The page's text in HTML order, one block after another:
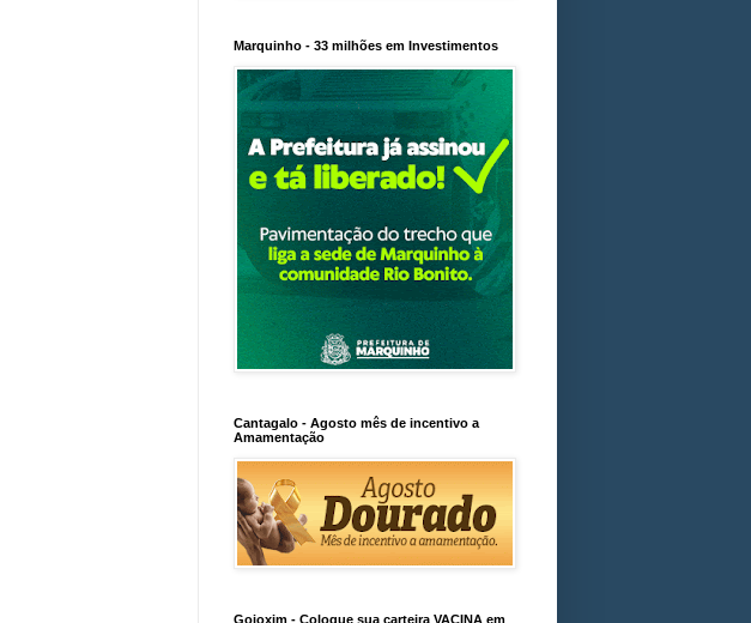
Marquinho - 33 milhões em Investimentos
Cantagalo - Agosto mês de incentivo a
Amamentação
Goioxim - Coloque sua carteira VACINA em